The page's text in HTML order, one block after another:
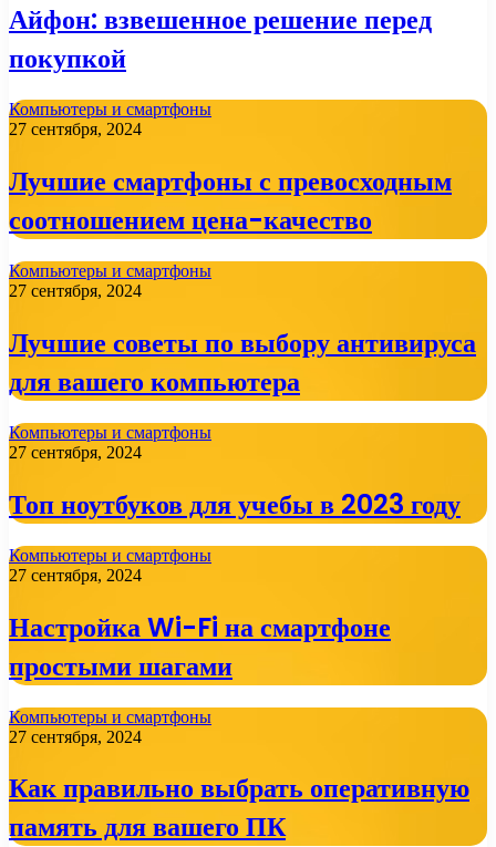
Айфон: взвешенное решение перед
покупкой
Компьютеры и смартфоны
27 сентября, 2024
Лучшие смартфоны с превосходным
соотношением цена-качество
Компьютеры и смартфоны
27 сентября, 2024
Лучшие советы по выбору антивируса
для вашего компьютера
Компьютеры и смартфоны
27 сентября, 2024
Топ ноутбуков для учебы в 2023 году
Компьютеры и смартфоны
27 сентября, 2024
Настройка Wi-Fi на смартфоне
простыми шагами
Компьютеры и смартфоны
27 сентября, 2024
Как правильно выбрать оперативную
память для вашего ПК